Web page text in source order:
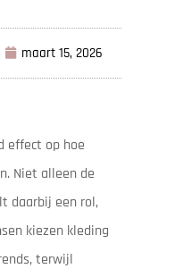
maart 15, 2026
effect op hoe
Niet alleen de
daarbij een rol,
kiezen kleding
terwijl